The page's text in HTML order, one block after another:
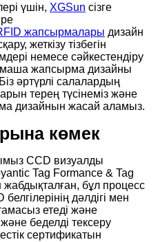
үшін, XGSun сізге
жапсырмалары дизайн
жеткізу тізбегін
немесе сәйкестендіру
жапсырма дизайны
әртүрлі салалардың
терең түсінеміз және
дизайнын жасай аламыз.
көмек
CCD визуалды
Tag Formance & Tag
жабдықталған, бұл процесс
дәлдігі мен
етеді және
беделді тексеру
сертификатын